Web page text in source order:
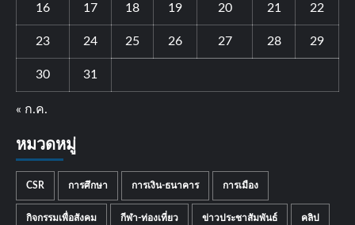
16 17 18 19 20 21 22
23 24 25 26 27 28 29
30 31
« ก.ค.
หมวดหมู่
CSR การศึกษา การเงิน-ธนาคาร การเมือง
กิจกรรมเพื่อสังคม กีฬา-ท่องเที่ยว ข่าวประชาสัมพันธ์ คลิป